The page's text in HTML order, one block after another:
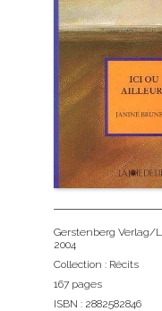
Gerstenberg Verlag/
2004
Collection : Récits
167 pages
ISBN : 2882582846